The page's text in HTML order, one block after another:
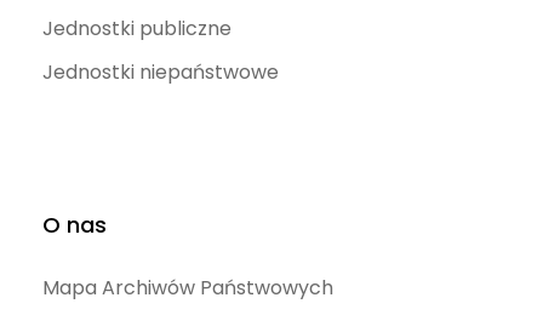
Jednostki publiczne
Jednostki niepaństwowe
O nas
Mapa Archiwów Państwowych